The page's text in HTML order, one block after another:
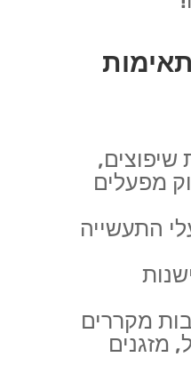
שיפוצים,
מפעלים
התעשייה
מקררים
מזגנים